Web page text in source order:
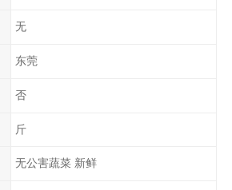
无
东莞
否
斤
无公害蔬菜 新鲜